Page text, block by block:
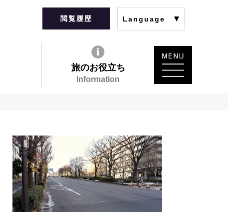
閲覧履歴 Language
旅のお役立ち
Information